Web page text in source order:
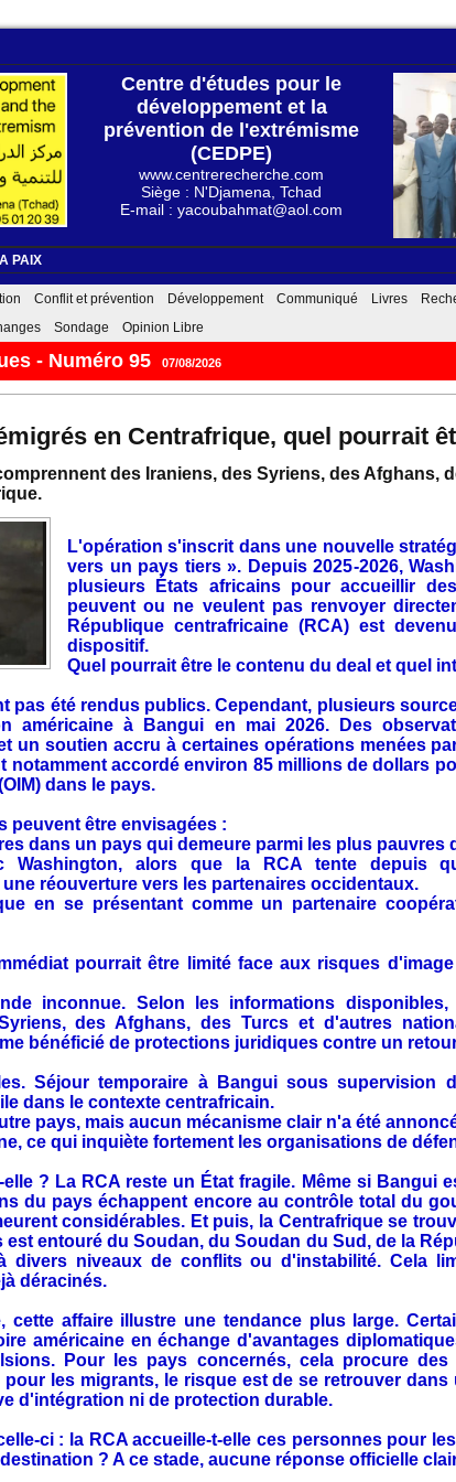
Centre d'études pour le
développement et la
prévention de l'extrémisme
(CEDPE)
www.centrerecherche.com
Siège : N'Djamena, Tchad
E-mail : yacoubahmat@aol.com
PAIX
Conflit et prévention Développement Communiqué Livres
Sondage Opinion Libre
le Royaume-Uni : le monde a-t-il changé
en Centrafrique, quel pourrait
des Iraniens, des Syriens, des Afghans,
L'opération s'inscrit dans une nouvelle
vers un pays tiers ». Depuis 2025-2026,
plusieurs États africains pour accueillir
peuvent ou ne veulent pas renvoyer
République centrafricaine (RCA) est
dispositif.
Quel pourrait être le contenu du deal et quel
pas été rendus publics. Cependant, plusieurs
américaine à Bangui en mai 2026. Des
un soutien accru à certaines opérations menées
notamment accordé environ 85 millions de dollars
dans le pays.
peuvent être envisagées :
dans un pays qui demeure parmi les plus pauvres
Washington, alors que la RCA tente depuis
réouverture vers les partenaires occidentaux.
en se présentant comme un partenaire
pourrait être limité face aux risques
inconnue. Selon les informations disponibles,
des Afghans, des Turcs et d'autres
bénéficié de protections juridiques contre un
Séjour temporaire à Bangui sous supervision
dans le contexte centrafricain.
pays, mais aucun mécanisme clair n'a été
ce qui inquiète fortement les organisations de
? La RCA reste un État fragile. Même si Bangui
du pays échappent encore au contrôle total du
considérables. Et puis, la Centrafrique se
entouré du Soudan, du Soudan du Sud, de la
divers niveaux de conflits ou d'instabilité. Cela
déracinés.
cette affaire illustre une tendance plus large.
américaine en échange d'avantages
Pour les pays concernés, cela procure
pour les migrants, le risque est de se retrouver
d'intégration ni de protection durable.
ci : la RCA accueille-t-elle ces personnes pour
? A ce stade, aucune réponse officielle